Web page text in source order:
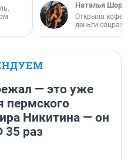
Наталья
Открыла
деньги
— это уже
пермского
Никитина — он
раз